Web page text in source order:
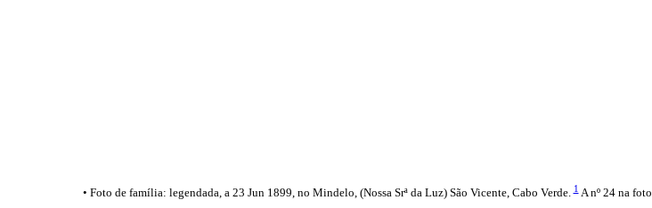
• Foto de família: legendada, a 23 Jun 1899, no Mindelo, (Nossa Srª da Luz) São Vicente, Cabo Verde.1A nº 24 na foto